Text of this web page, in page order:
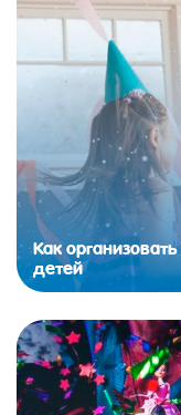
Как
детей